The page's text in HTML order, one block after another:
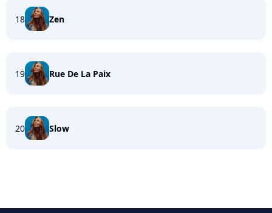
18 Zen
19 Rue De La Paix
20 Slow